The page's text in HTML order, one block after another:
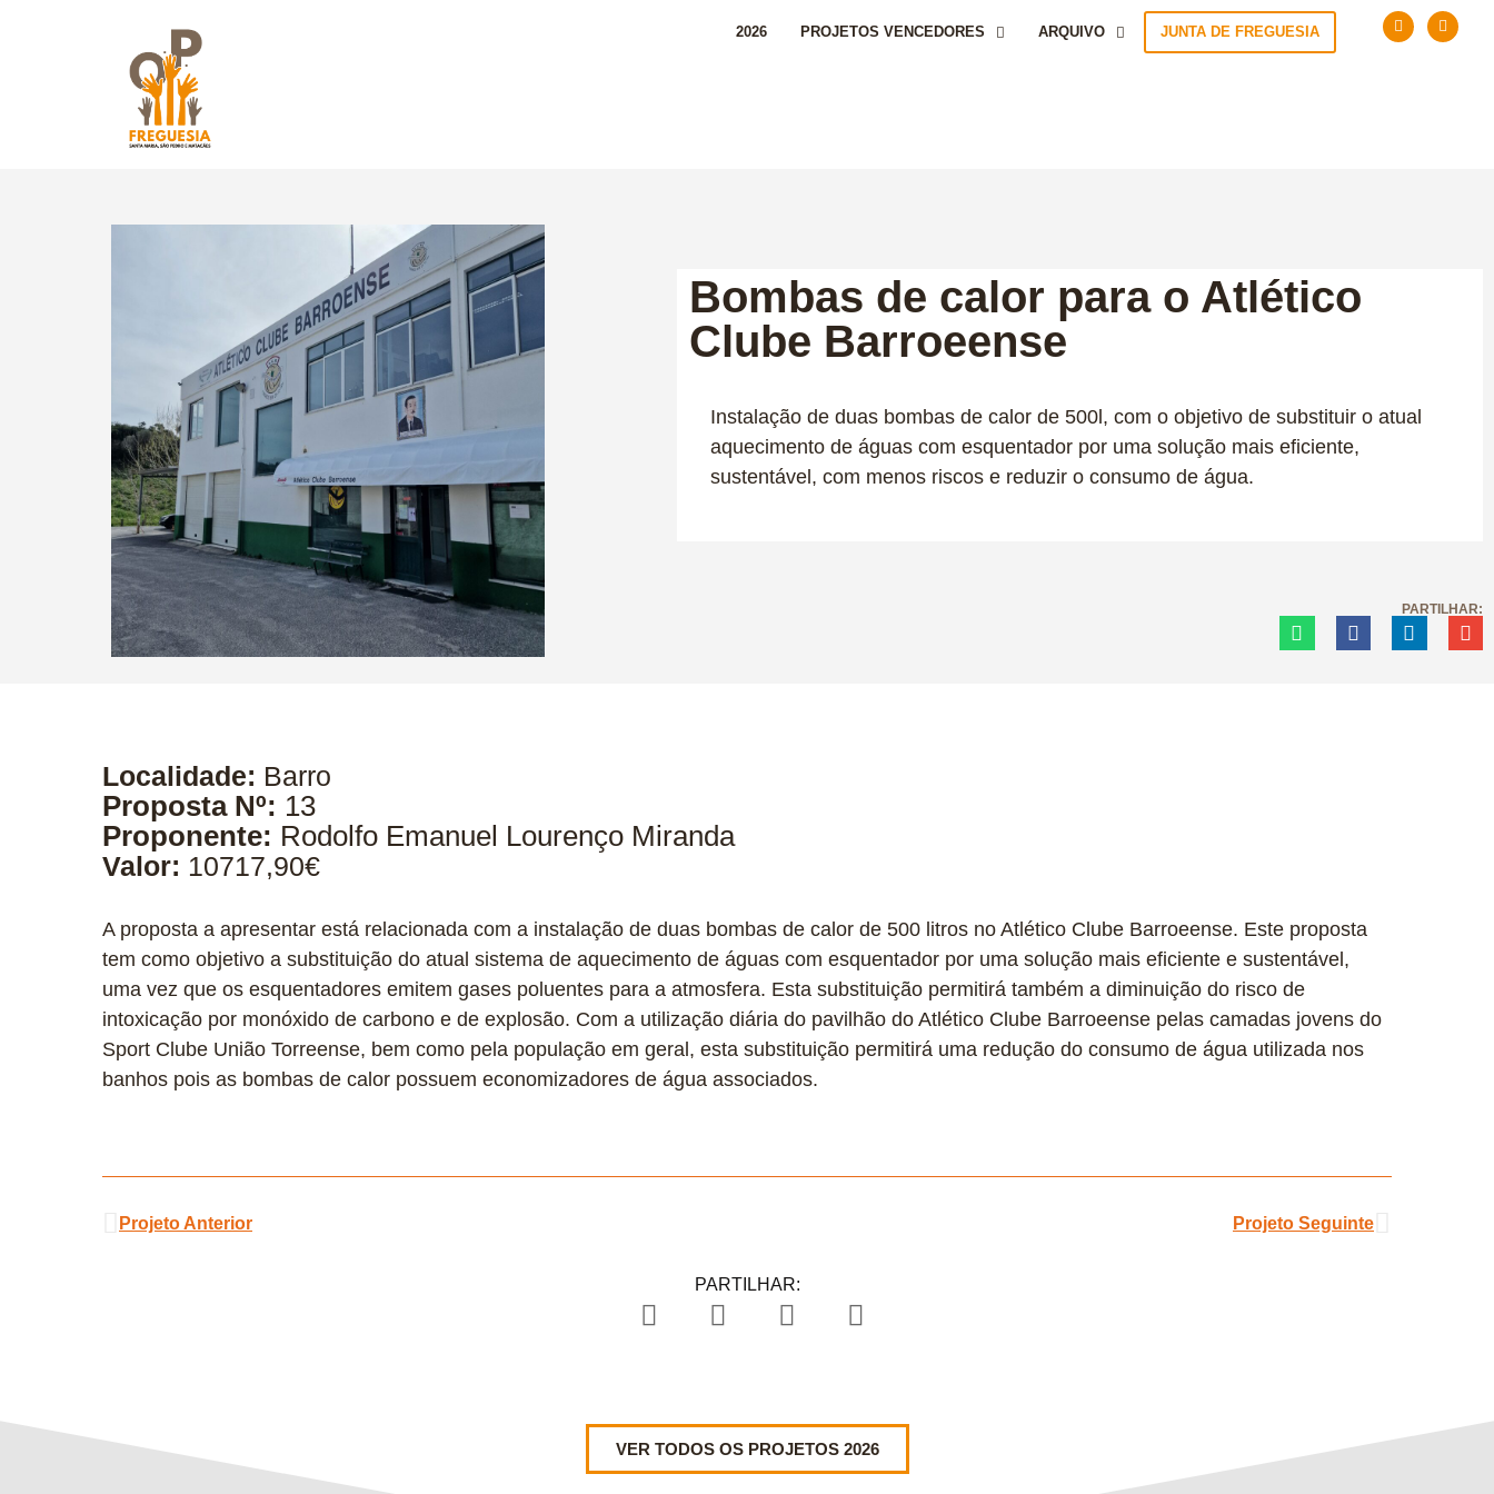
2026 PROJETOS VENCEDORES ARQUIVO JUNTA DE FREGUESIA
Bombas de calor para o Atlético
Clube Barroeense
Instalação de duas bombas de calor de 500l, com o objetivo de substituir o atual
aquecimento de águas com esquentador por uma solução mais eficiente,
sustentável, com menos riscos e reduzir o consumo de água.
PARTILHAR:
Localidade: Barro
Proposta Nº: 13
Proponente: Rodolfo Emanuel Lourenço Miranda
Valor: 10717,90€
A proposta a apresentar está relacionada com a instalação de duas bombas de calor de 500 litros no Atlético Clube Barroeense. Este proposta
tem como objetivo a substituição do atual sistema de aquecimento de águas com esquentador por uma solução mais eficiente e sustentável,
uma vez que os esquentadores emitem gases poluentes para a atmosfera. Esta substituição permitirá também a diminuição do risco de
intoxicação por monóxido de carbono e de explosão. Com a utilização diária do pavilhão do Atlético Clube Barroeense pelas camadas jovens do
Sport Clube União Torreense, bem como pela população em geral, esta substituição permitirá uma redução do consumo de água utilizada nos
banhos pois as bombas de calor possuem economizadores de água associados.
Projeto Anterior Projeto Seguinte
PARTILHAR:
VER TODOS OS PROJETOS 2026